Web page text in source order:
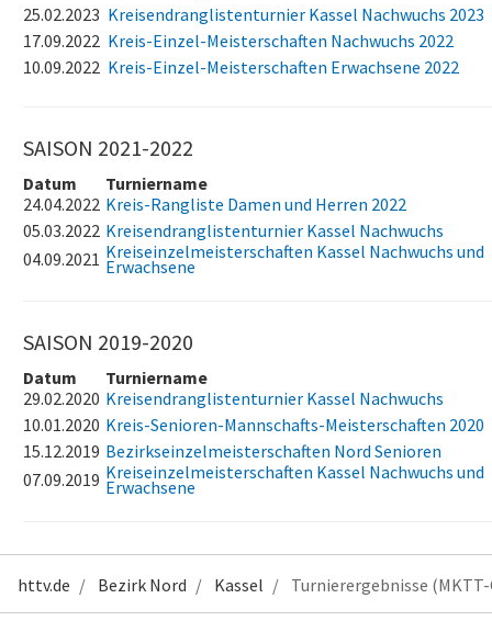
25.02.2023 Kreisendranglistenturnier Kassel Nachwuchs 2023
17.09.2022 Kreis-Einzel-Meisterschaften Nachwuchs 2022
10.09.2022 Kreis-Einzel-Meisterschaften Erwachsene 2022
SAISON 2021-2022
Datum
Turniername
24.04.2022 Kreis-Rangliste Damen und Herren 2022
05.03.2022 Kreisendranglistenturnier Kassel Nachwuchs
04.09.2021 Kreiseinzelmeisterschaften Kassel Nachwuchs und
Erwachsene
SAISON 2019-2020
Datum
Turniername
29.02.2020 Kreisendranglistenturnier Kassel Nachwuchs
10.01.2020 Kreis-Senioren-Mannschafts-Meisterschaften 2020
15.12.2019 Bezirkseinzelmeisterschaften Nord Senioren
07.09.2019 Kreiseinzelmeisterschaften Kassel Nachwuchs und
Erwachsene
httv.de Bezirk Nord Kassel Turnierergebnisse